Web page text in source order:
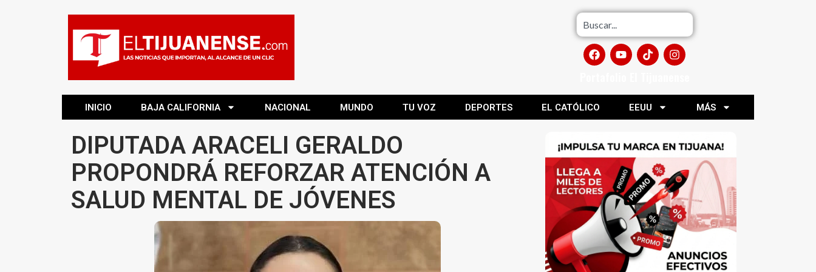
INICIO BAJA CALIFORNIA NACIONAL MUNDO TU VOZ DEPORTES EL CATÓLICO EEUU MÁS
DIPUTADA ARACELI GERALDO
PROPONDRÁ REFORZAR ATENCIÓN A
SALUD MENTAL DE JÓVENES